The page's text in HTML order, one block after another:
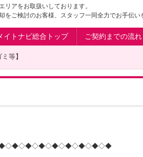
アをお取扱いしております。
ご検討のお客様、スタッフ一同全力でお手伝い
イトナビ総合トップ ご契約までの流れ
等】